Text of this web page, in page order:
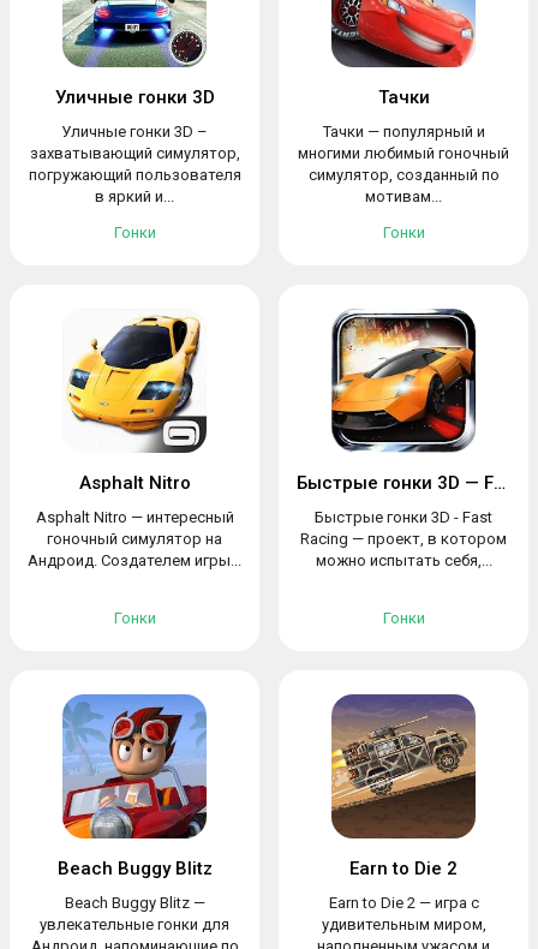
Уличные гонки 3D
Уличные гонки 3D –
захватывающий симулятор,
погружающий пользователя
в яркий и...
Гонки
Тачки
Тачки — популярный и
многими любимый гоночный
симулятор, созданный по
мотивам...
Гонки
Asphalt Nitro
Asphalt Nitro — интересный
гоночный симулятор на
Андроид. Создателем игры...
Гонки
Быстрые гонки 3D — Fast Racing
Быстрые гонки 3D - Fast
Racing — проект, в котором
можно испытать себя,...
Гонки
Beach Buggy Blitz
Beach Buggy Blitz —
увлекательные гонки для
Андроид, напоминающие по
Earn to Die 2
Earn to Die 2 — игра с
удивительным миром,
наполненным ужасом и